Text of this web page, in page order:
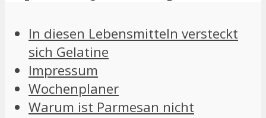
In diesen Lebensmitteln versteckt
sich Gelatine
Impressum
Wochenplaner
Warum ist Parmesan nicht